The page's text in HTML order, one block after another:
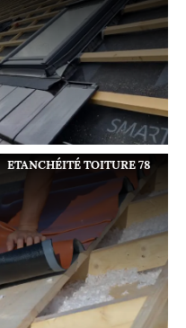
ETANCHÉITÉ TOITURE 78